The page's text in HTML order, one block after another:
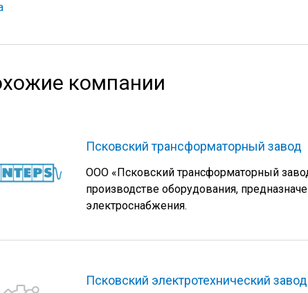
компании
Псковский трансформаторный завод
ООО «Псковский трансформаторный
производстве оборудования,
электроснабжения.
Псковский электротехнический завод